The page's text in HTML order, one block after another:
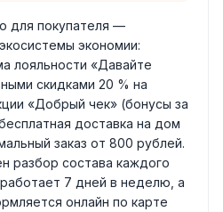
для покупателя —
экономии:
лояльности «Давайте
скидками 20 % на
«Добрый чек» (бонусы за
доставка на дом
заказ от 800 рублей.
разбор состава каждого
7 дней в неделю, а
онлайн по карте